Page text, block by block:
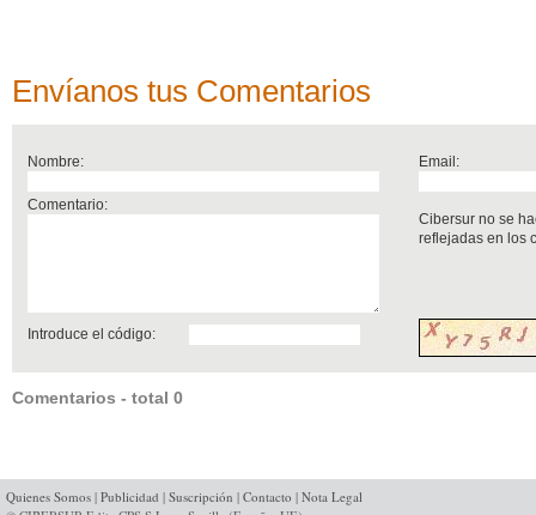
Envíanos tus Comentarios
Nombre: Email:
Comentario:
Cibersur no se
reflejadas en los
Introduce el código:
Comentarios - total 0
Quienes Somos | Publicidad | Suscripción | Contacto | Nota Legal